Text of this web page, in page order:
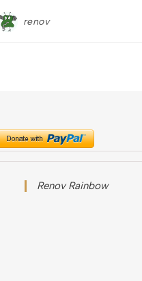
renov
Renov Rainbow